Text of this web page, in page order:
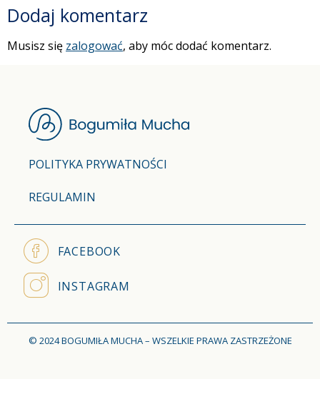
Dodaj komentarz
Musisz się zalogować, aby móc dodać komentarz.
POLITYKA PRYWATNOŚCI
REGULAMIN
FACEBOOK
INSTAGRAM
© 2024 BOGUMIŁA MUCHA – WSZELKIE PRAWA ZASTRZEŻONE